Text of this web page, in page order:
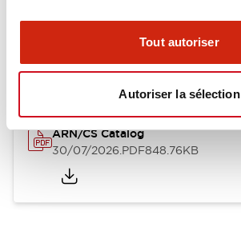
Tout autoriser
Autoriser la sélection
Catalogues Et Brochures Fichiers CAO
ARN/CS Catalog
30/07/2026.PDF848.76KB